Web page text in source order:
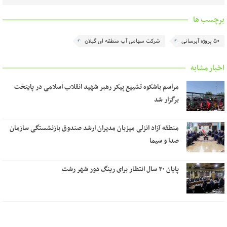
برچسب ها
۵۰ پروژه آبرسانی شرکت سهامی آب منطقه ای گیلان
اخبار مشابه
مراسم باشکوه تشییع پیکر رهبر شهید انقلاب اسلامی در پایتخت
برگزار شد
منطقه آزاد انزلی میزبان مدیران ارشد صندوق بازنشستگی سازمان
صدا و سیما
پایان ۲۰ سال انتظار برای رینگ دور شهر رشت